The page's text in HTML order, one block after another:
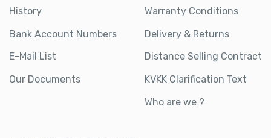
History
Bank Account Numbers
E-Mail List
Our Documents
Warranty Conditions
Delivery & Returns
Distance Selling Contract
KVKK Clarification Text
Who are we ?